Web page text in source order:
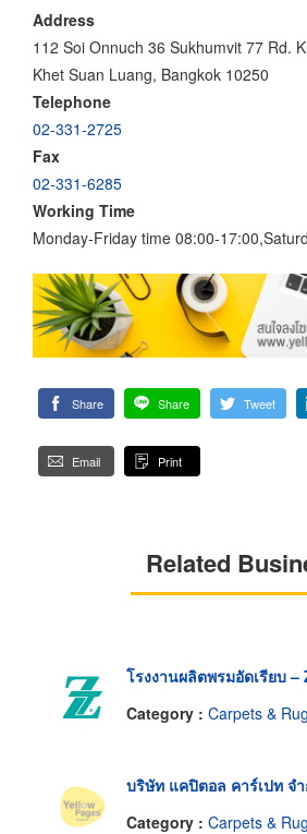
Address
112 Soi Onnuch 36 Sukhumvit 77 Rd.
Khet Suan Luang, Bangkok 10250
Telephone
02-331-2725
Fax
02-331-6285
Working Time
Monday-Friday time 08:00-
Share Share Tweet
Email Print
Related
โรงงานผลิตพรมอัดเรียบ –
Category : Carpets & Rugs,
บริษัท แคปิตอล คาร์เปท จ
Category : Carpets & Rugs,